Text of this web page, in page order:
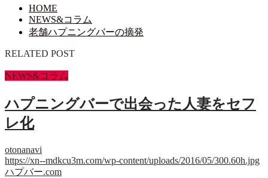
HOME
NEWS&コラム
老舗ハプニングバーの摘発
RELATED POST
NEWS&コラム
ハプニングバーで出会った人妻をセフ
レ化
otonanavi
https://xn--mdkcu3m.com/wp-content/uploads/2016/05/300.60h.jpg
ハプバー.com